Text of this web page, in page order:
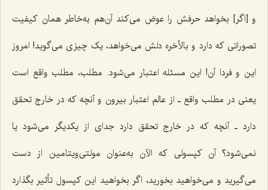
و [اگر] بخواهد حرفش را عوض مى‌کند آن‌هم به‌خاطر همان کیفیت
تصوراتی که دارد و بالأخره دلش مى‌خواهد، یک چیزى مى‌گوید! امروز
این و فردا آن! این مسئله اعتبار مى‌شود. مطلب، مطلب واقع است
یعنى در مطلب واقع ـ از عالم اعتبار بیرون و آنچه که در خارج تحقق
دارد ـ آنچه که در خارج‌ تحقق دارد جداى از یکدیگر مى‌شود یا
نمى‌شود؟ آن کپسولى که الآن به‌عنوان مولتی‌ویتامین از دست
مى‌گیرید و مى‌خواهید بخورید، اگر بخواهید این کپسول تأثیر بگذارد